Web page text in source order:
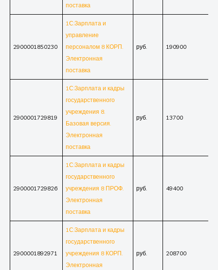
поставка
2900001850230
1С:Зарплата и
управление
персоналом 8 КОРП.
Электронная
поставка
руб. 190900
2900001729819
1С:Зарплата и кадры
государственного
учреждения 8.
Базовая версия.
Электронная
поставка
руб. 13700
2900001729826
1С:Зарплата и кадры
государственного
учреждения 8 ПРОФ.
Электронная
поставка
руб. 49400
2900001892971
1С:Зарплата и кадры
государственного
учреждения 8 КОРП.
Электронная
руб. 208700